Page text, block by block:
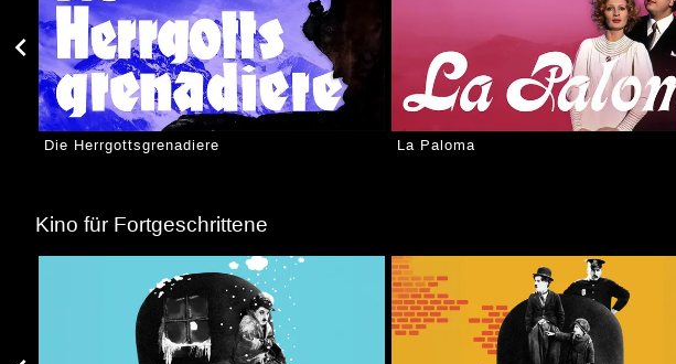
Die Herrgottsgrenadiere La Paloma
Kino für Fortgeschrittene